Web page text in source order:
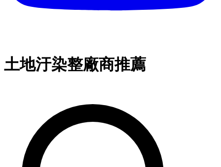
土地汙染整廠商推薦